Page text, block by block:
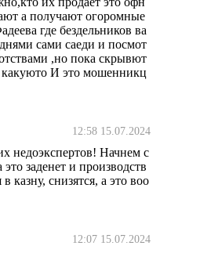
а получают огоромные
где бездельников ва
сами саеди и посмот
,но пока скрывют
какуюто И это мошенникц
12:58 15.07.2024
недоэкспертов! Начнем с
заденет и производств
казну, снизятся, а это воо
12:07 15.07.2024